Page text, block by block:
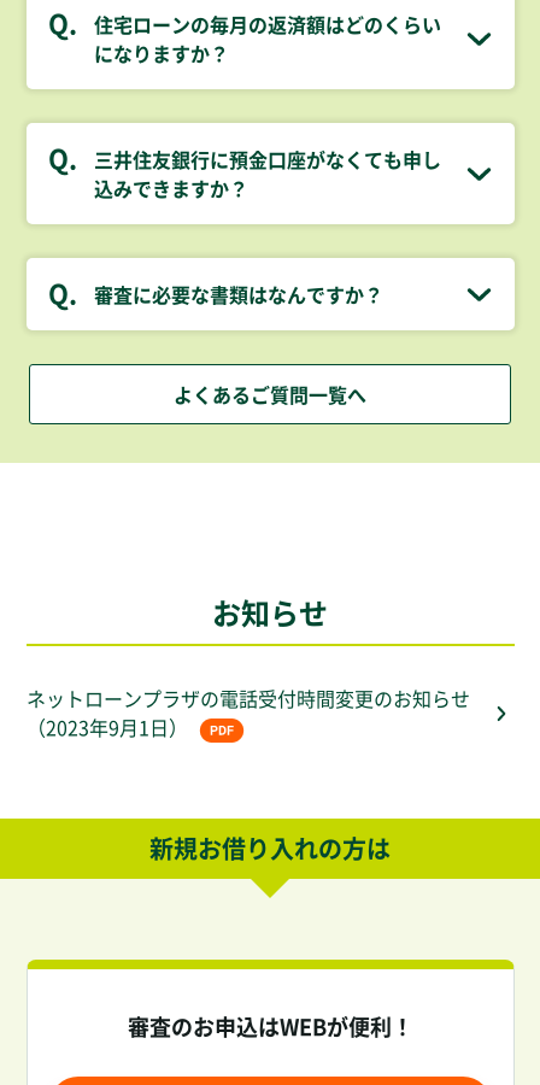
Q.
住宅ローンの毎月の返済額はどのくらい
になりますか？
Q.
三井住友銀行に預金口座がなくても申し
込みできますか？
Q. 審査に必要な書類はなんですか？
よくあるご質問一覧へ
お知らせ
ネットローンプラザの電話受付時間変更のお知らせ
（2023年9月1日）
新規お借り入れの方は
審査のお申込はWEBが便利！